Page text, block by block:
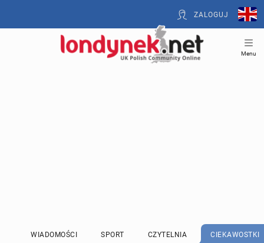
ZALOGUJ
Menu
WIADOMOŚCI SPORT CZYTELNIA CIEKAWOSTKI